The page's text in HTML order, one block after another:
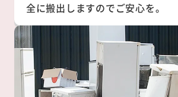
全に搬出しますのでご安心を。